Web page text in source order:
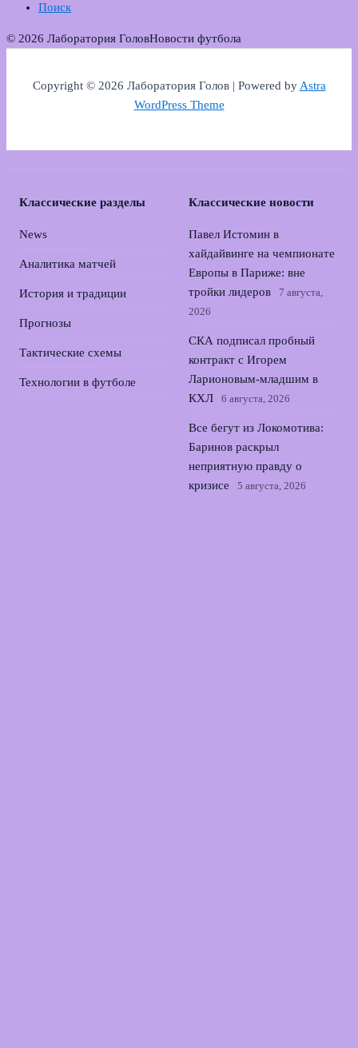
Поиск
© 2026 Лаборатория ГоловНовости футбола
Copyright © 2026 Лаборатория Голов | Powered byAstra
WordPress Theme
Классические разделы
News
Аналитика матчей
История и традиции
Прогнозы
Тактические схемы
Технологии в футболе
Классические новости
Павел Истомин в
хайдайвинге на чемпионате
Европы в Париже: вне
тройки лидеров
7 августа,
2026
СКА подписал пробный
контракт с Игорем
Ларионовым‑младшим в
КХЛ
6 августа, 2026
Все бегут из Локомотива:
Баринов раскрыл
неприятную правду о
кризисе
5 августа, 2026